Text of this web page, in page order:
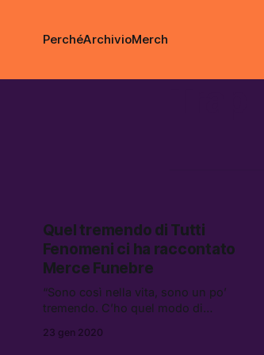
PerchéArchivioMerch
Quel tremendo di Tutti
Fenomeni ci ha raccontato
Merce Funebre
“Sono così nella vita, sono un po’
tremendo. C’ho quel modo di
un po’ in imbarazzo.” Tutti
23 gen 2020